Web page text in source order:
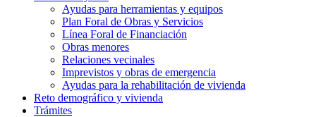
Ayudas para herramientas y equipos
Plan Foral de Obras y Servicios
Línea Foral de Financiación
Obras menores
Relaciones vecinales
Imprevistos y obras de emergencia
Ayudas para la rehabilitación de vivienda
Reto demográfico y vivienda
Trámites